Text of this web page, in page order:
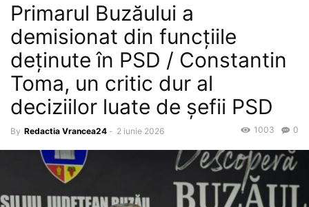
Primarul Buzăului a
demisionat din funcțiile
deținute în PSD / Constantin
Toma, un critic dur al
deciziilor luate de șefii PSD
By Redactia Vrancea24 - 2 iunie 2026 0
1003